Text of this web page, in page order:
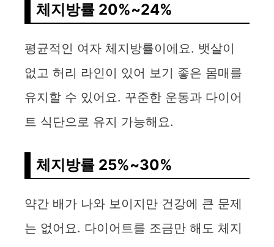
체지방률 20%~24%
평균적인 여자 체지방률이에요. 뱃살이
없고 허리 라인이 있어 보기 좋은 몸매를
유지할 수 있어요. 꾸준한 운동과 다이어
트 식단으로 유지 가능해요.
체지방률 25%~30%
약간 배가 나와 보이지만 건강에 큰 문제
는 없어요. 다이어트를 조금만 해도 체지